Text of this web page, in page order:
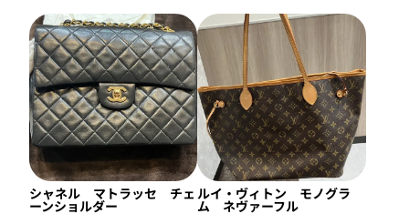
シャネル マトラッセ チェ
ーンショルダー
ルイ・ヴィトン モノグラ
ム ネヴァーフル